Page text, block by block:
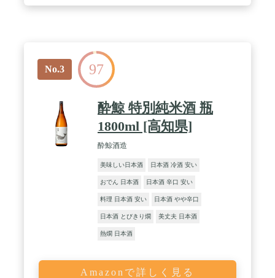
No.3 97
酔鯨 特別純米酒 瓶
1800ml [高知県]
酔鯨酒造
美味しい日本酒 日本酒 冷酒 安い
おでん 日本酒 日本酒 辛口 安い
料理 日本酒 安い 日本酒 やや辛口
日本酒 とびきり燗 美丈夫 日本酒
熱燗 日本酒
Amazonで詳しく見る